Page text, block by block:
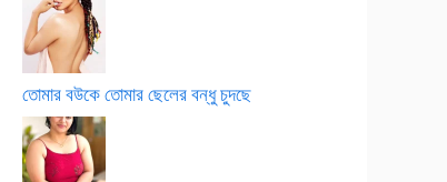
তোমার বউকে তোমার ছেলের বন্ধু চুদছে